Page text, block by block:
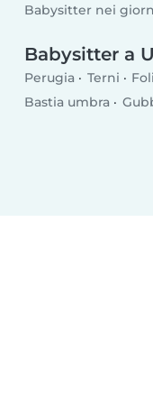
Babysitter nei
Babysitter a
Perugia Terni
Bastia umbra